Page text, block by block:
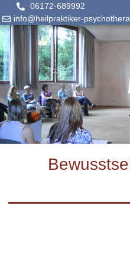
06172-689992
info@heilpraktiker-